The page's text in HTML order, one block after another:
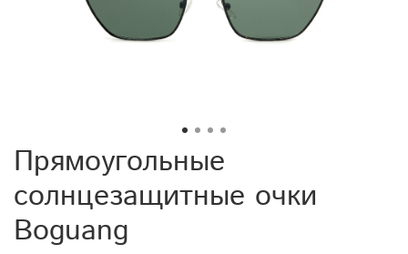
Прямоугольные
солнцезащитные очки
Boguang